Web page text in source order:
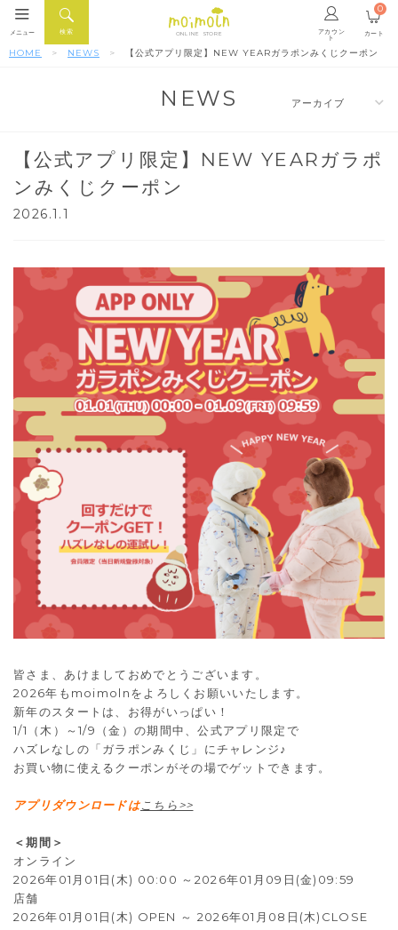
ONLINE STORE アカウン
ト
検索
メニュー カート
0
HOME NEWS 【公式アプリ限定】NEW YEARガラポンみくじクーポン
NEWS
【公式アプリ限定】NEW YEARガラポ
ンみくじクーポン
2026.1.1
皆さま、あけましておめでとうございます。
2026年もmoimolnをよろしくお願いいたします。
新年のスタートは、お得がいっぱい！
1/1（木）～1/9（金）の期間中、公式アプリ限定で
ハズレなしの「ガラポンみくじ」にチャレンジ♪
お買い物に使えるクーポンがその場でゲットできます。
アプリダウンロードは こちら>>
＜期間＞
オンライン
2026年01月01日(木) 00:00 ～2026年01月09日(金)09:59
店舗
2026年01月01日(木) OPEN ～ 2026年01月08日(木)CLOSE